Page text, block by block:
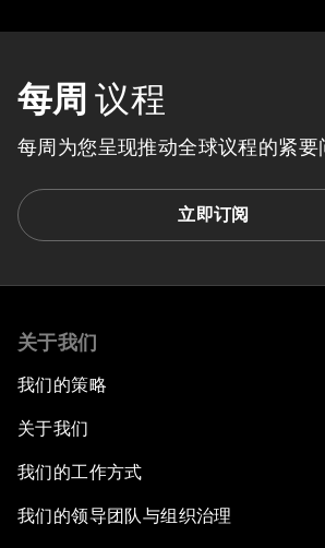
每周 议程
每周为您呈现推动全球议程的紧要
立即订阅
关于我们
我们的策略
关于我们
我们的工作方式
我们的领导团队与组织治理